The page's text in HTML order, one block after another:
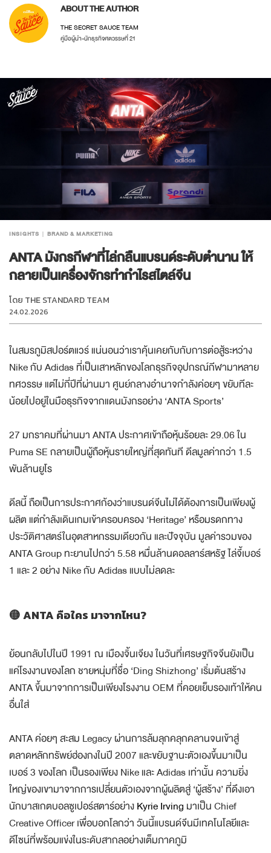
ABOUT THE AUTHOR
THE SECRET SAUCE TEAM
คู่มือผู้นำ-นักธุรกิจศตวรรษที่ 21
INSIGHTS BRAND & MARKETING
ANTA มังกรกีฬาที่ไล่กลืนแบรนด์ระดับตำนาน ให้
กลายเป็นเครื่องจักรทำกำไรสไตล์จีน
โดย THE STANDARD TEAM
24.02.2026
ในสมรภูมิสปอร์ตแวร์ แน่นอนว่าเราคุ้นเคยกับกับการต่อสู้ระหว่าง
Nike กับ Adidas ที่เป็นเสาหลักของโลกธุรกิจอุปกรณ์กีฬามาหลาย
ทศวรรษ แต่ไม่กี่ปีที่ผ่านมา ศูนย์กลางอำนาจกำลังค่อยๆ ขยับทีละ
น้อยไปอยู่ในมือธุรกิจจากแดนมังกรอย่าง ‘ANTA Sports’
27 มกราคมที่ผ่านมา ANTA ประกาศเข้าถือหุ้นร้อยละ 29.06 ใน
Puma SE กลายเป็นผู้ถือหุ้นรายใหญ่ที่สุดทันที ดีลมูลค่ากว่า 1.5
พันล้านยูโร
ดีลนี้ ถือเป็นการประกาศก้องว่าแบรนด์จีนไม่ได้ต้องการเป็นเพียงผู้
ผลิต แต่กำลังเดินเกมเข้าครอบครอง ‘Heritage’ หรือมรดกทาง
ประวัติศาสตร์ในอุตสาหกรรมเดียวกัน และปัจจุบัน มูลค่ารวมของ
ANTA Group ทะยานไปกว่า 5.58 หมื่นล้านดอลลาร์สหรัฐ ไล่จี้เบอร์
1 และ 2 อย่าง Nike กับ Adidas แบบไม่ลดละ
🟡 ANTA คือใคร มาจากไหน?
ย้อนกลับไปในปี 1991 ณ เมืองจิ้นเจียง ในวันที่เศรษฐกิจจีนยังเป็น
แค่โรงงานของโลก ชายหนุ่มที่ชื่อ ‘Ding Shizhong’ เริ่มต้นสร้าง
ANTA ขึ้นมาจากการเป็นเพียงโรงงาน OEM ที่คอยเย็บรองเท้าให้คน
อื่นใส่
ANTA ค่อยๆ สะสม Legacy ผ่านการล้มลุกคลุกคลานจนเข้าสู่
ตลาดหลักทรัพย์ฮ่องกงในปี 2007 และขยับฐานะตัวเองขึ้นมาเป็น
เบอร์ 3 ของโลก เป็นรองเพียง Nike และ Adidas เท่านั้น ความยิ่ง
ใหญ่ของเขามาจากการเปลี่ยนตัวเองจากผู้ผลิตสู่ ‘ผู้สร้าง’ ที่ดึงเอา
นักบาสเกตบอลซูเปอร์สตาร์อย่างKyrie Irving มาเป็น Chief
Creative Officer เพื่อบอกโลกว่า วันนี้แบรนด์จีนมีเทคโนโลยีและ
ดีไซน์ที่พร้อมแข่งในระดับสากลอย่างเต็มภาคภูมิ